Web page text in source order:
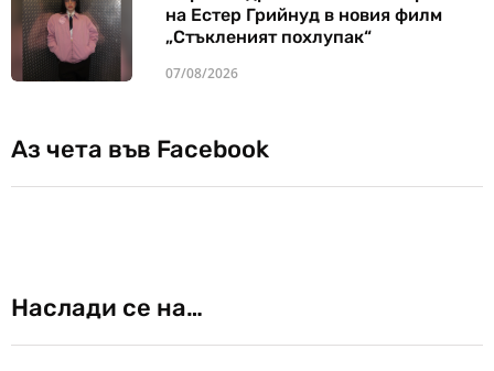
на Естер Грийнуд в новия филм
„Стъкленият похлупак“
07/08/2026
Аз чета във Facebook
Наслади се на…